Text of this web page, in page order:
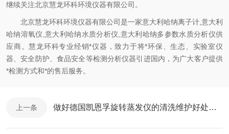
继续关注北京慧龙环科环境仪器有限公司。
北京慧龙环科环境仪器有限公司是一家意大利哈纳离子计,意大利
哈纳溶氧仪,意大利哈纳水质分析仪,意大利哈纳多参数水质分析仪供
应商。慧龙环科专业经销*仪器，致力于将*环保、生态、实验室仪
器、安全防护、食品安全等检测分析仪器引进国内，为广大客户提供
*检测方式和*的售后服务。
上一条 做好德国凯恩孚旋转蒸发仪的清洗维护好处多多